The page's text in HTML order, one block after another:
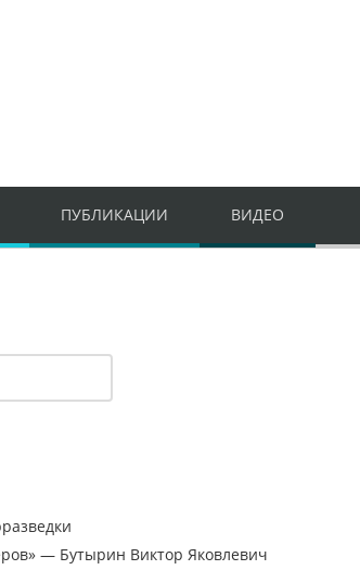
ПУБЛИКАЦИИ ВИДЕО
— Бутырин Виктор Яковлевич